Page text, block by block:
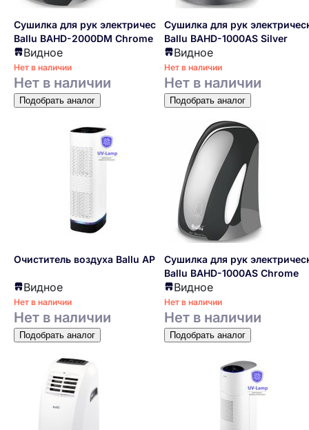
Сушилка для рук электрическая
Ballu BAHD-2000DM Chrome
Видное
Нет в наличии
Нет в наличии
Подобрать аналог
Сушилка для рук
Ballu BAHD-1000AS Silver
Видное
Нет в наличии
Нет в наличии
Подобрать аналог
Очиститель воздуха Ballu AP-110
Видное
Нет в наличии
Нет в наличии
Подобрать аналог
Сушилка для рук
Ballu BAHD-1000AS Chrome
Видное
Нет в наличии
Нет в наличии
Подобрать аналог